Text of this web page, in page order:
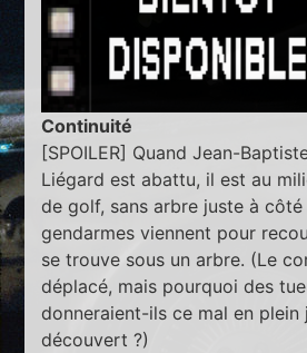
Continuité
[SPOILER] Quand Jean-
Liégard est abattu, il est au
de golf, sans arbre juste à
gendarmes viennent pour
se trouve sous un arbre. (Le
déplacé, mais pourquoi des
donneraient-ils ce mal en plein
découvert ?)